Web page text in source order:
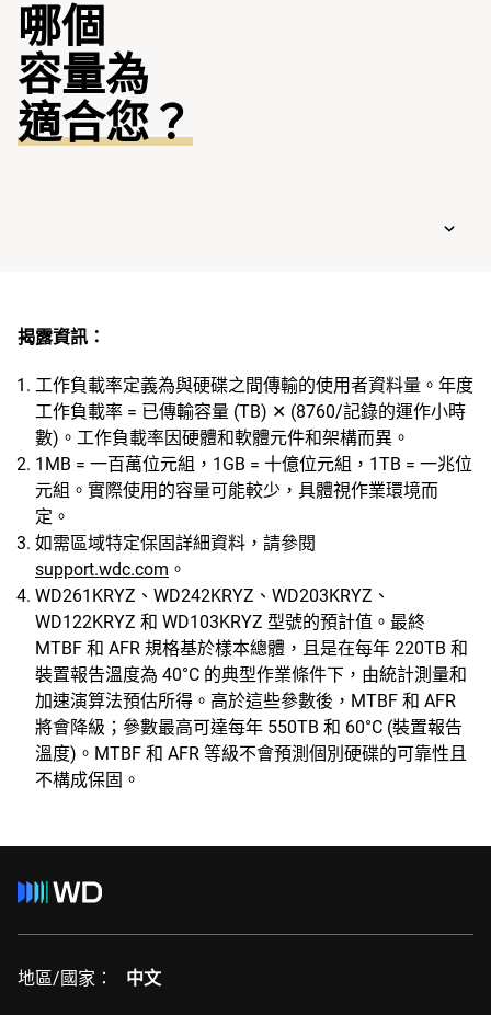
哪個
容量為
適合您？
揭露資訊：
工作負載率定義為與硬碟之間傳輸的使用者資料量。年度
工作負載率 = 已傳輸容量 (TB) ✕ (8760/記錄的運作小時
數)。工作負載率因硬體和軟體元件和架構而異。
1MB = 一百萬位元組，1GB = 十億位元組，1TB = 一兆位
元組。實際使用的容量可能較少，具體視作業環境而
定。
如需區域特定保固詳細資料，請參閱
support.wdc.com 。
WD261KRYZ、WD242KRYZ、WD203KRYZ、
WD122KRYZ 和 WD103KRYZ 型號的預計值。最終
MTBF 和 AFR 規格基於樣本總體，且是在每年 220TB 和
裝置報告溫度為 40°C 的典型作業條件下，由統計測量和
加速演算法預估所得。高於這些參數後，MTBF 和 AFR
將會降級；參數最高可達每年 550TB 和 60°C (裝置報告
溫度)。MTBF 和 AFR 等級不會預測個別硬碟的可靠性且
不構成保固。
地區/國家： 中文